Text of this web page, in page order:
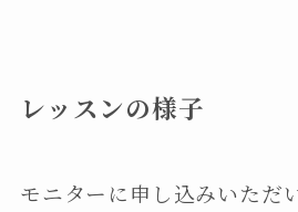
レッスンの様子
モニターに申し込みいただ